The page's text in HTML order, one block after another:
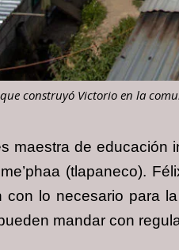
construyó Victorio en la
maestra de educación
(tlapaneco).
con lo necesario para
mandar con